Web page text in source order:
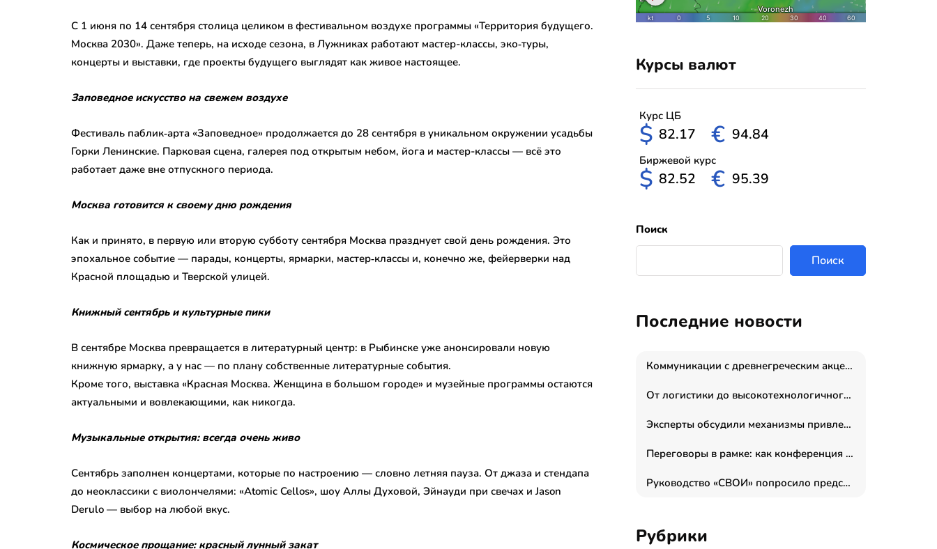
С 1 июня по 14 сентября столица целиком в фестивальном воздухе программы «Территория будущего.
Москва 2030». Даже теперь, на исходе сезона, в Лужниках работают мастер-классы, эко‑туры,
концерты и выставки, где проекты будущего выглядят как живое настоящее.
Заповедное искусство на свежем воздухе
Фестиваль паблик‑арта «Заповедное» продолжается до 28 сентября в уникальном окружении усадьбы
Горки Ленинские. Парковая сцена, галерея под открытым небом, йога и мастер-классы — всё это
работает даже вне отпускного периода.
Москва готовится к своему дню рождения
Как и принято, в первую или вторую субботу сентября Москва празднует свой день рождения. Это
эпохальное событие — парады, концерты, ярмарки, мастер‑классы и, конечно же, фейерверки над
Красной площадью и Тверской улицей.
Книжный сентябрь и культурные пики
В сентябре Москва превращается в литературный центр: в Рыбинске уже анонсировали новую
книжную ярмарку, а у нас — по плану собственные литературные события.
Кроме того, выставка «Красная Москва. Женщина в большом городе» и музейные программы остаются
актуальными и вовлекающими, как никогда.
Музыкальные открытия: всегда очень живо
Сентябрь заполнен концертами, которые по настроению — словно летняя пауза. От джаза и стендапа
до неоклассики с виолончелями: «Atomic Cellos», шоу Аллы Духовой, Эйнауди при свечах и Jason
Derulo — выбор на любой вкус.
Космическое прощание: красный лунный закат
Курсы валют
Курс ЦБ
$ 82.17 € 94.84
Биржевой курс
$ 82.52 € 95.39
Поиск
Поиск
Последние новости
Коммуникации с древнегреческим акцентом: медиаменеджер и журналист Владимир Дергачев запустил коммуникационное агентство «Сократ 2.0»
От логистики до высокотехнологичного производства: как основатель “гагаринга” выстраивает экосистему безопасности и гражданских БПЛА
Эксперты обсудили механизмы привлечения молодых специалистов в промышленные города
Переговоры в рамке: как конференция «Бизнес как искусство» переформатирует деловой этикет в стенах ТПП РФ
Руководство «СВОИ» попросило председателя СКР дать правовую оценку обысков в тыловом штабе
Рубрики